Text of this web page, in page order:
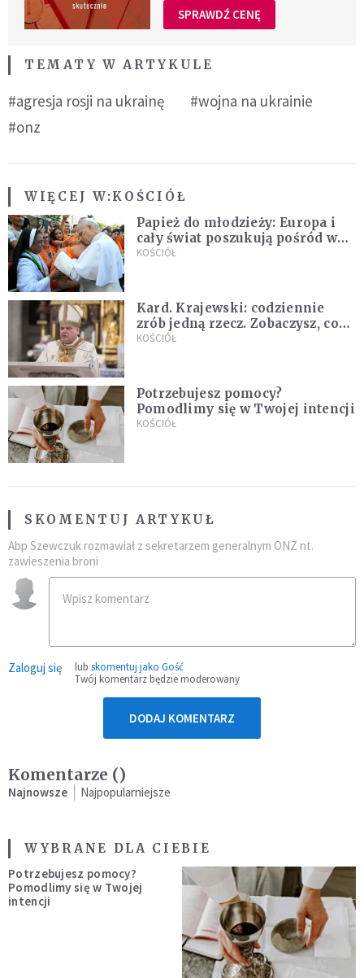
SPRAWDŹ CENĘ
TEMATY W ARTYKULE
#agresja rosji na ukrainę
#wojna na ukrainie
#onz
WIĘCEJ W:KOŚCIÓŁ
Papież do młodzieży: Europa i
cały świat poszukują pośród was
nowych świętych
KOŚCIÓŁ
Kard. Krajewski: codziennie
zrób jedną rzecz. Zobaczysz, co
stanie się z twoim życiem
KOŚCIÓŁ
Potrzebujesz pomocy?
Pomodlimy się w Twojej intencji
KOŚCIÓŁ
SKOMENTUJ ARTYKUŁ
Abp Szewczuk rozmawiał z sekretarzem generalnym ONZ nt.
zawieszenia broni
Zaloguj się lub skomentuj jako Gość
Twój komentarz będzie moderowany
DODAJ KOMENTARZ
Komentarze ()
Najnowsze Najpopularniejsze
WYBRANE DLA CIEBIE
Potrzebujesz pomocy?
Pomodlimy się w Twojej
intencji